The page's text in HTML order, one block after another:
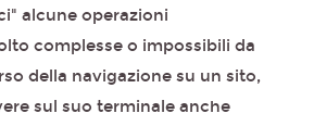
alcune operazioni
complesse o impossibili da
della navigazione su un sito,
sul suo terminale anche